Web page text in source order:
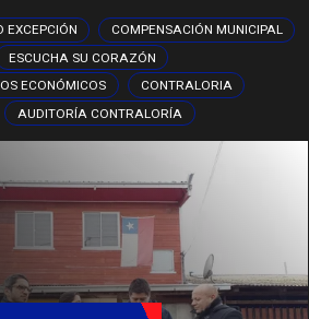
EXCEPCIÓN
COMPENSACIÓN MUNICIPAL
ESCUCHA SU CORAZÓN
ECONÓMICOS
CONTRALORIA
AUDITORÍA CONTRALORÍA